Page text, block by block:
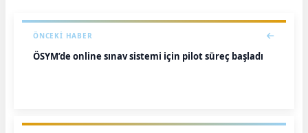
ÖNCEKI HABER
ÖSYM’de online sınav sistemi için pilot süreç başladı